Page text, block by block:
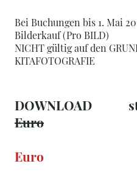
Bei Buchungen bis 1. Mai
Bilderkauf (Pro BILD)
NICHT gültig auf den
KITAFOTOGRAFIE
Euro
Euro